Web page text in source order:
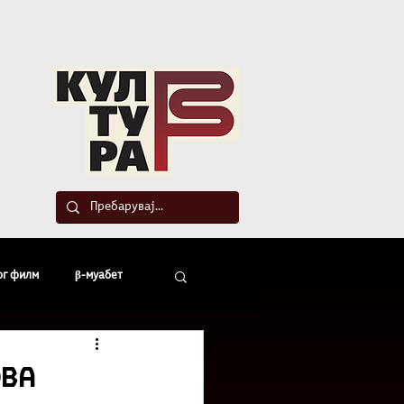
филм β-муабет